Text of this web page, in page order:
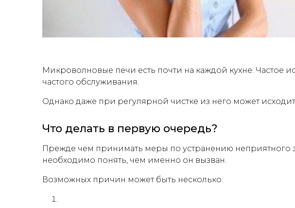
Микроволновые печи есть почти на каждой кухне. Частое
частого обслуживания.
Однако даже при регулярной чистке из него может
Что делать в первую очередь?
Прежде чем принимать меры по устранению неприятного
необходимо понять, чем именно он вызван.
Возможных причин может быть несколько: